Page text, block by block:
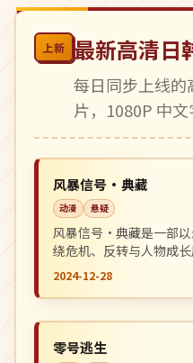
上新 最新高清日
每日同步上线
片，1080P 中
日本
热播
风暴信号·典藏
动漫 悬疑
风暴信号·典藏是一部
绕危机、反转与人物成
推荐观看。
2024-12-28
中国
零号逃生